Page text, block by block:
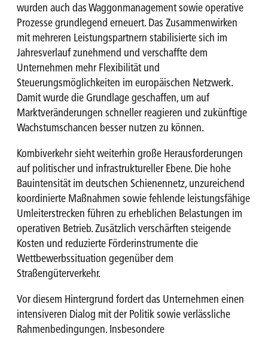
wurden auch das Waggonmanagement sowie operative
Prozesse grundlegend erneuert. Das Zusammenwirken
mit mehreren Leistungspartnern stabilisierte sich im
Jahresverlauf zunehmend und verschaffte dem
Unternehmen mehr Flexibilität und
Steuerungsmöglichkeiten im europäischen Netzwerk.
Damit wurde die Grundlage geschaffen, um auf
Marktveränderungen schneller reagieren und zukünftige
Wachstumschancen besser nutzen zu können.
Kombiverkehr sieht weiterhin große Herausforderungen
auf politischer und infrastruktureller Ebene. Die hohe
Bauintensität im deutschen Schienennetz, unzureichend
koordinierte Maßnahmen sowie fehlende leistungsfähige
Umleiterstrecken führen zu erheblichen Belastungen im
operativen Betrieb. Zusätzlich verschärften steigende
Kosten und reduzierte Förderinstrumente die
Wettbewerbssituation gegenüber dem
Straßengüterverkehr.
Vor diesem Hintergrund fordert das Unternehmen einen
intensiveren Dialog mit der Politik sowie verlässliche
Rahmenbedingungen. Insbesondere